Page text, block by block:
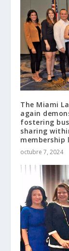
The Miami
again
fostering
sharing
membership
octubre 7, 2024